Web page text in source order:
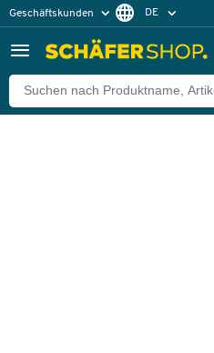
Geschäftskunden DE
Zurück